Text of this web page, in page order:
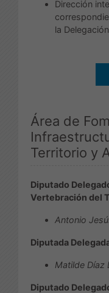
Dirección
la
Área de
Territorio y
Diputado
Vertebración del
Antonio
Diputada
Matilde Díaz
Diputado